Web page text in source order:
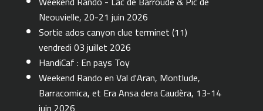
Neouvielle, 20-21 juin 2026
Sortie ados canyon clue terminet (11)
vendredi 03 juillet 2026
HandiCaf : En pays Toy
Weekend Rando en Val d'Aran, Montlude,
Barracomica, et Era Ansa dera Caudèra, 13-14